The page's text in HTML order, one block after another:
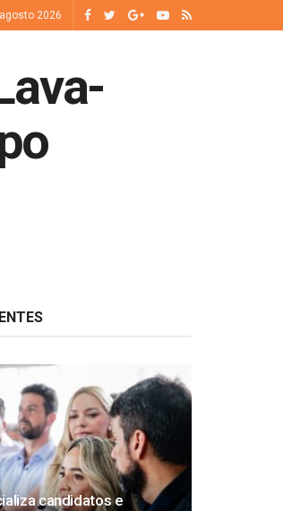
2026
candidatos e